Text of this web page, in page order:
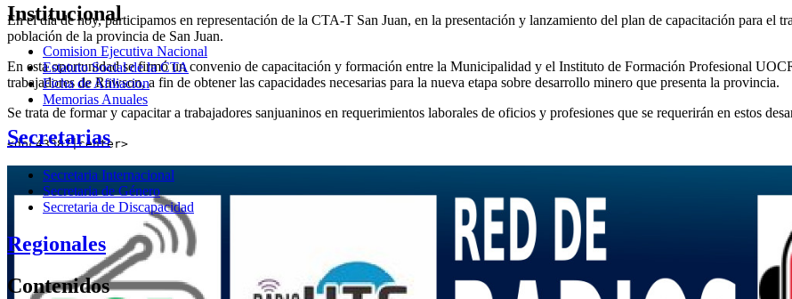
En el día de hoy, participamos en representación de la CTA-T San Juan, en la presentación y lanzamiento del plan de capacitación para el
población de la provincia de San Juan.
En esta oportunidad se firmó un convenio de capacitación y formación entre la Municipalidad y el Instituto de Formación Profesional
trabajadores de Rawson, a fin de obtener las capacidades necesarias para la nueva etapa sobre desarrollo minero que presenta la provincia.
Se trata de formar y capacitar a trabajadores sanjuaninos en requerimientos laborales de oficios y profesiones que se requerirán en estos
<doc43387|center>
Institucional
Comision Ejecutiva Nacional
Estatuto Social de la CTA
Ficha de Afiliacion
Memorias Anuales
Secretarias
Secretaria Internacional
Secretaria de Género
Secretaria de Discapacidad
Regionales
Contenidos